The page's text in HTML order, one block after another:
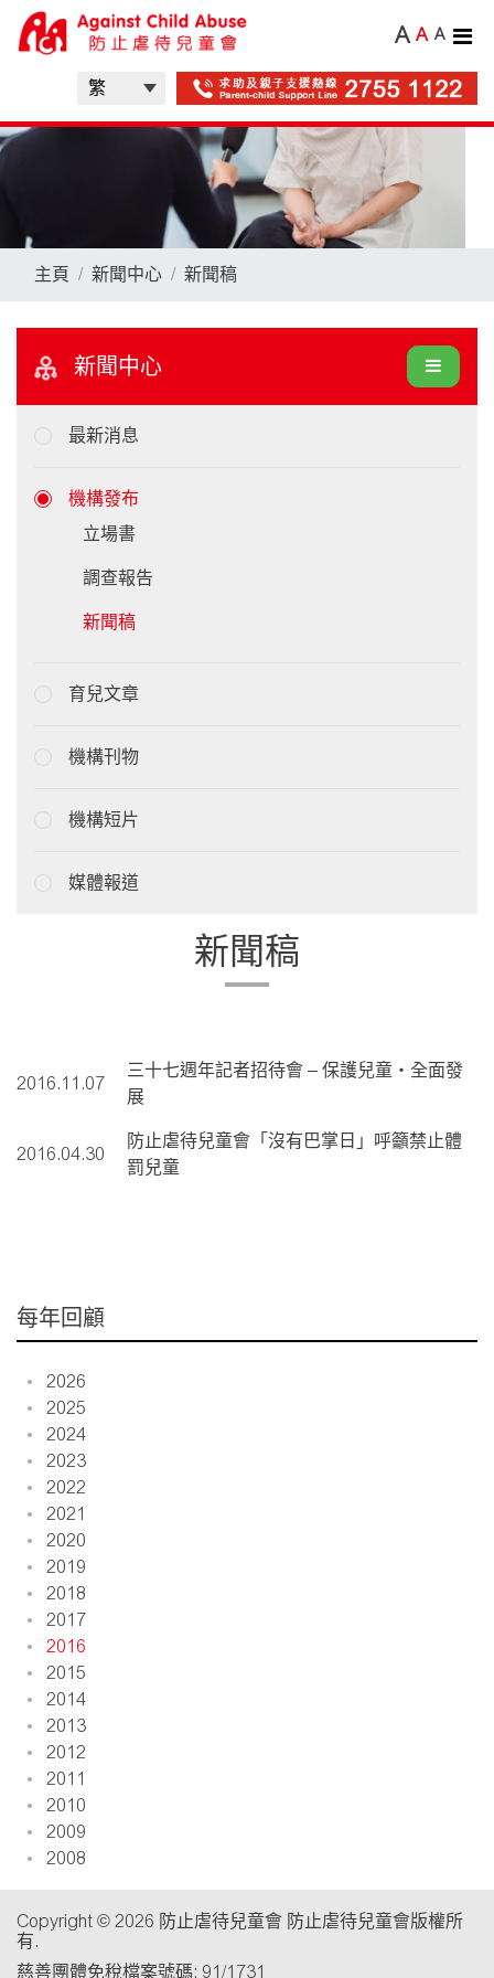
A A A
主頁 新聞中心 新聞稿
新聞中心
最新消息
機構發布
立場書
調查報告
新聞稿
育兒文章
機構刊物
機構短片
媒體報道
新聞稿
2016.11.07
三十七週年記者招待會 – 保護兒童‧全面發
展
2016.04.30
防止虐待兒童會「沒有巴掌日」呼籲禁止體
罰兒童
每年回顧
2026
2025
2024
2023
2022
2021
2020
2019
2018
2017
2016
2015
2014
2013
2012
2011
2010
2009
2008
Copyright © 2026 防止虐待兒童會 防止虐待兒童會版權所
有.
慈善團體免稅檔案號碼: 91/1731